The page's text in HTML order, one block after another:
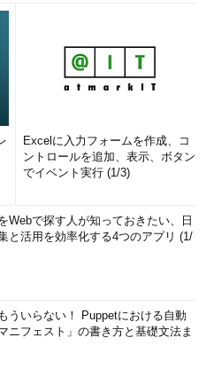
Excelに入力フォームを作成、コ
ントロールを追加、表示、ボタン
でイベント実行 (1/3)
Webで探す人が知っておきたい、日
と活用を効率化する4つのアプリ (1/
ういらない！ Puppetにおける自動
ニフェスト」の書き方と基礎文法ま